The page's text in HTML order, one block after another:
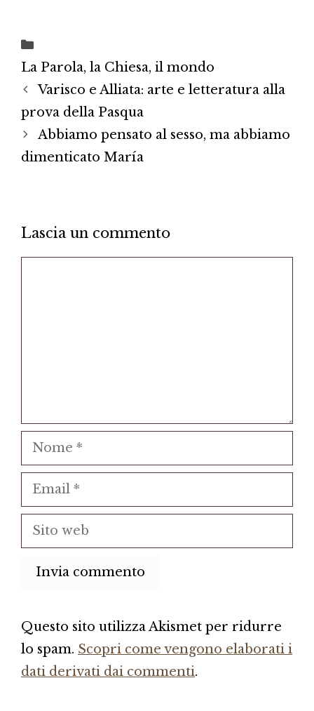
La Parola, la Chiesa, il mondo
Varisco e Alliata: arte e letteratura alla
prova della Pasqua
Abbiamo pensato al sesso, ma abbiamo
dimenticato María
Lascia un commento
Nome
Email
Sito
web
Questo sito utilizza Akismet per ridurre
lo spam. Scopri come vengono elaborati i
dati derivati dai commenti.